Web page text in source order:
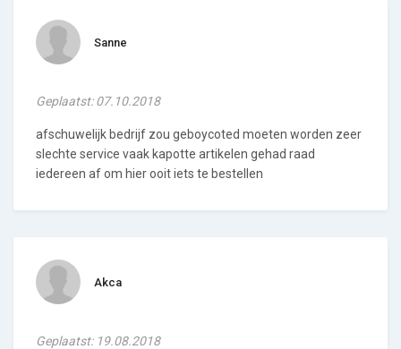
Sanne
Geplaatst: 07.10.2018
afschuwelijk bedrijf zou geboycoted moeten worden zeer
slechte service vaak kapotte artikelen gehad raad
iedereen af om hier ooit iets te bestellen
Akca
Geplaatst: 19.08.2018